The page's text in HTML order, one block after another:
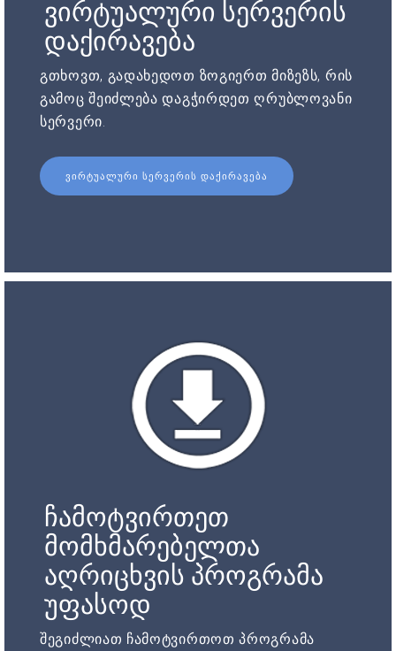
ვირტუალური სერვერის
დაქირავება
გთხოვთ, გადახედოთ ზოგიერთ მიზეზს, რის
გამოც შეიძლება დაგჭირდეთ ღრუბლოვანი
სერვერი.
ᲕᲘᲠᲢᲣᲐᲚᲣᲠᲘ ᲡᲔᲠᲕᲔᲠᲘᲡ ᲓᲐᲥᲘᲠᲐᲕᲔᲑᲐ
ჩამოტვირთეთ
მომხმარებელთა
აღრიცხვის პროგრამა
უფასოდ
შეგიძლიათ ჩამოტვირთოთ პროგრამა